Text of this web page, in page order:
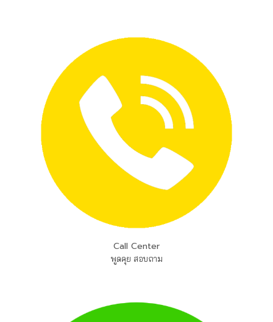
Call Center
พูดคุย สอบถาม